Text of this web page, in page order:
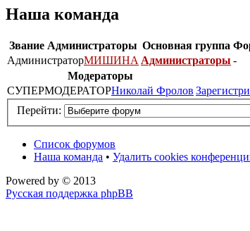
Наша команда
Звание Администраторы Основная группа
АдминистраторМИШИНА Администраторы -
Модераторы
СУПЕРМОДЕРАТОРНиколай Фролов
Перейти:
Список форумов
Наша команда • Удалить cookies
Powered by © 2013
Русская поддержка phpBB